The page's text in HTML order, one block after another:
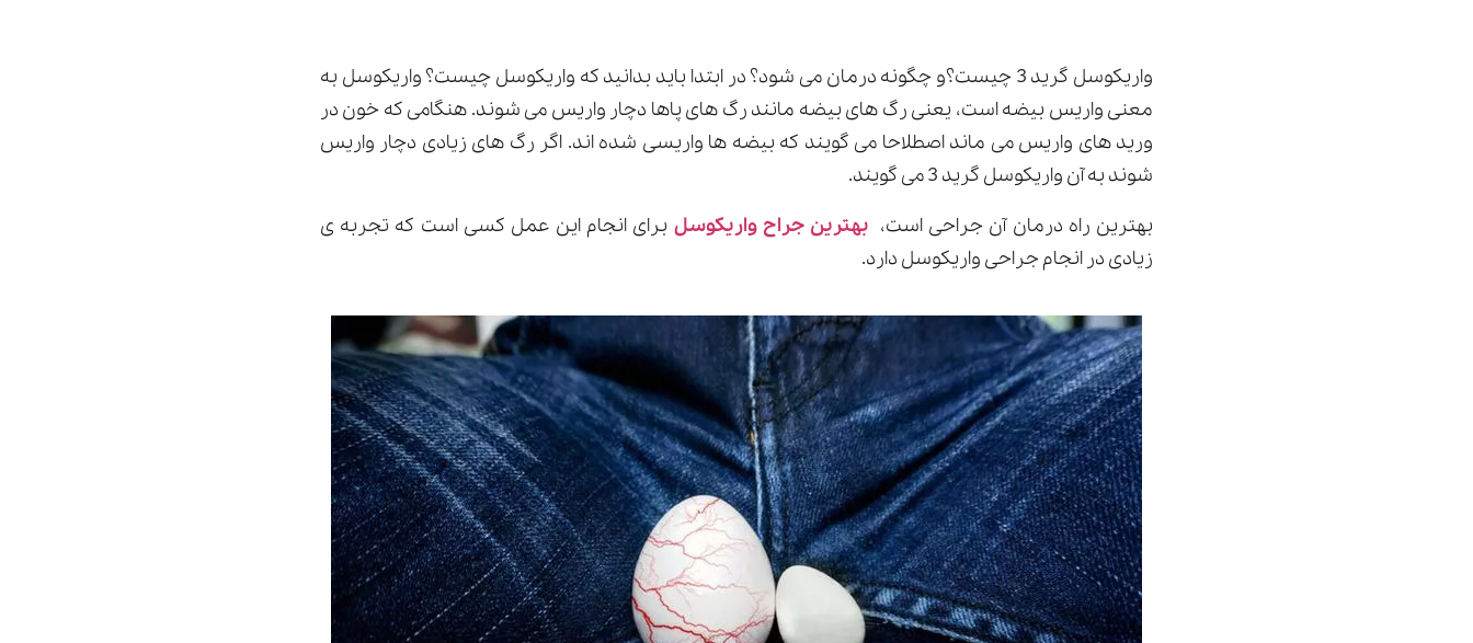
واریکوسل گرید 3 چیست؟و چگونه درمان می شود؟ در ابتدا باید بدانید که واریکوسل چیست؟ واریکوسل به
معنی واریس بیضه است، یعنی رگ های بیضه مانند رگ های پاها دچار واریس می شوند. هنگامی که خون در
ورید های واریس می ماند اصطلاحا می گویند که بیضه ها واریسی شده اند. اگر رگ های زیادی دچار واریس
شوند به آن واریکوسل گرید 3 می گویند.
بهترین راه درمان آن جراحی است،بهترین جراح واریکوسل برای انجام این عمل کسی است که تجربه ی
زیادی در انجام جراحی واریکوسل دارد.